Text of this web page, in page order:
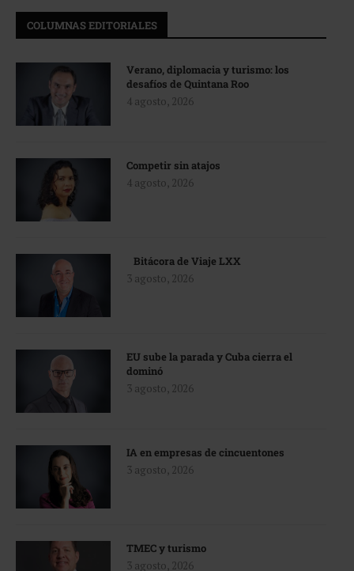
COLUMNAS EDITORIALES
Verano, diplomacia y turismo: los
desafíos de Quintana Roo
4 agosto, 2026
Competir sin atajos
4 agosto, 2026
Bitácora de Viaje LXX
3 agosto, 2026
EU sube la parada y Cuba cierra el
dominó
3 agosto, 2026
IA en empresas de cincuentones
3 agosto, 2026
TMEC y turismo
3 agosto, 2026